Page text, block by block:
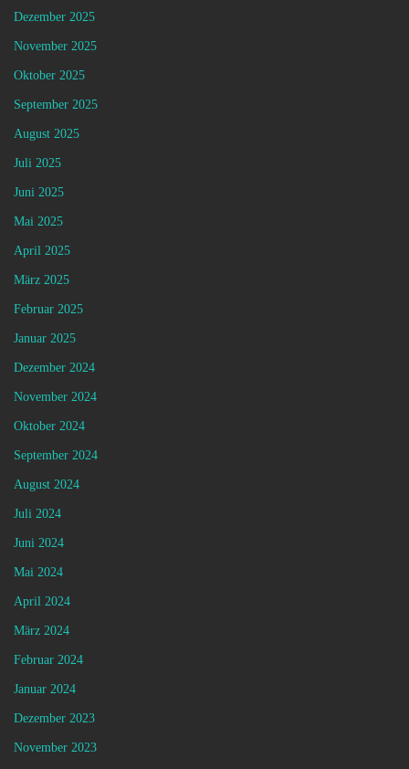
Dezember 2025
November 2025
Oktober 2025
September 2025
August 2025
Juli 2025
Juni 2025
Mai 2025
April 2025
März 2025
Februar 2025
Januar 2025
Dezember 2024
November 2024
Oktober 2024
September 2024
August 2024
Juli 2024
Juni 2024
Mai 2024
April 2024
März 2024
Februar 2024
Januar 2024
Dezember 2023
November 2023